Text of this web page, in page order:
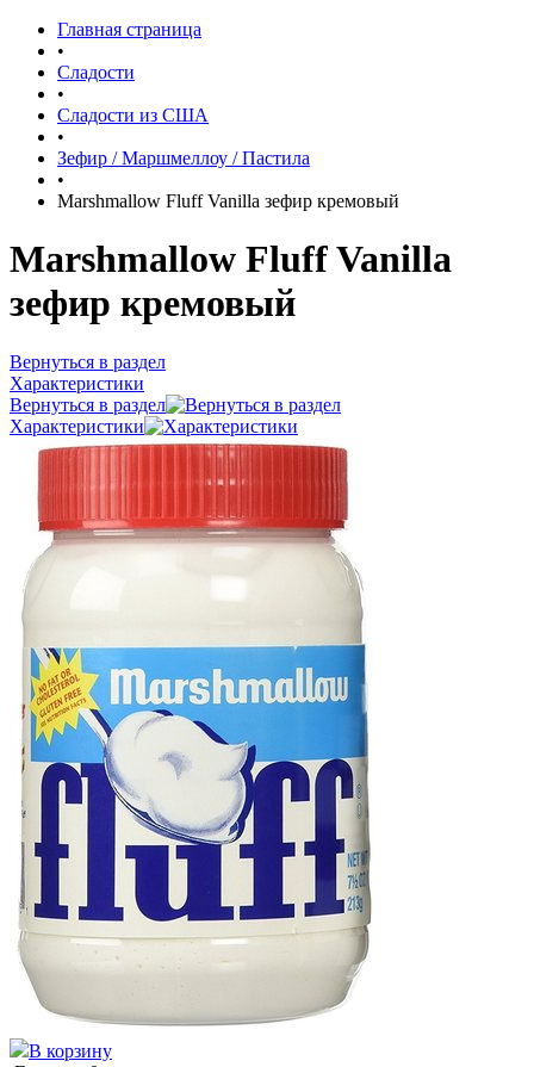
Главная страница
•
Сладости
•
Сладости из США
•
Зефир / Маршмеллоу / Пастила
•
Marshmallow Fluff Vanilla зефир кремовый
Marshmallow Fluff Vanilla
зефир кремовый
Вернуться в раздел
Характеристики
Вернуться в раздел
Характеристики
В корзину